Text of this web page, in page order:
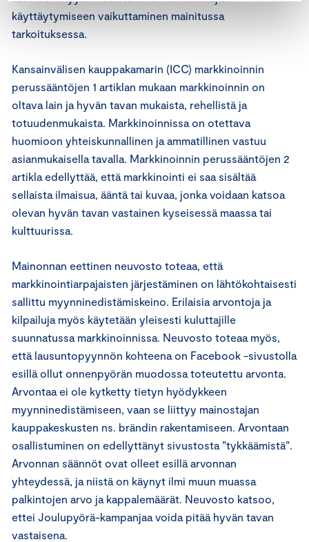
käyttäytymiseen vaikuttaminen mainitussa
tarkoituksessa.
Kansainvälisen kauppakamarin (ICC) markkinoinnin
perussääntöjen 1 artiklan mukaan markkinoinnin on
oltava lain ja hyvän tavan mukaista, rehellistä ja
totuudenmukaista. Markkinoinnissa on otettava
huomioon yhteiskunnallinen ja ammatillinen vastuu
asianmukaisella tavalla. Markkinoinnin perussääntöjen 2
artikla edellyttää, että markkinointi ei saa sisältää
sellaista ilmaisua, ääntä tai kuvaa, jonka voidaan katsoa
olevan hyvän tavan vastainen kyseisessä maassa tai
kulttuurissa.
Mainonnan eettinen neuvosto toteaa, että
markkinointiarpajaisten järjestäminen on lähtökohtaisesti
sallittu myynninedistämiskeino. Erilaisia arvontoja ja
kilpailuja myös käytetään yleisesti kuluttajille
suunnatussa markkinoinnissa. Neuvosto toteaa myös,
että lausuntopyynnön kohteena on Facebook -sivustolla
esillä ollut onnenpyörän muodossa toteutettu arvonta.
Arvontaa ei ole kytketty tietyn hyödykkeen
myynninedistämiseen, vaan se liittyy mainostajan
kauppakeskusten ns. brändin rakentamiseen. Arvontaan
osallistuminen on edellyttänyt sivustosta ”tykkäämistä”.
Arvonnan säännöt ovat olleet esillä arvonnan
yhteydessä, ja niistä on käynyt ilmi muun muassa
palkintojen arvo ja kappalemäärät. Neuvosto katsoo,
ettei Joulupyörä-kampanjaa voida pitää hyvän tavan
vastaisena.